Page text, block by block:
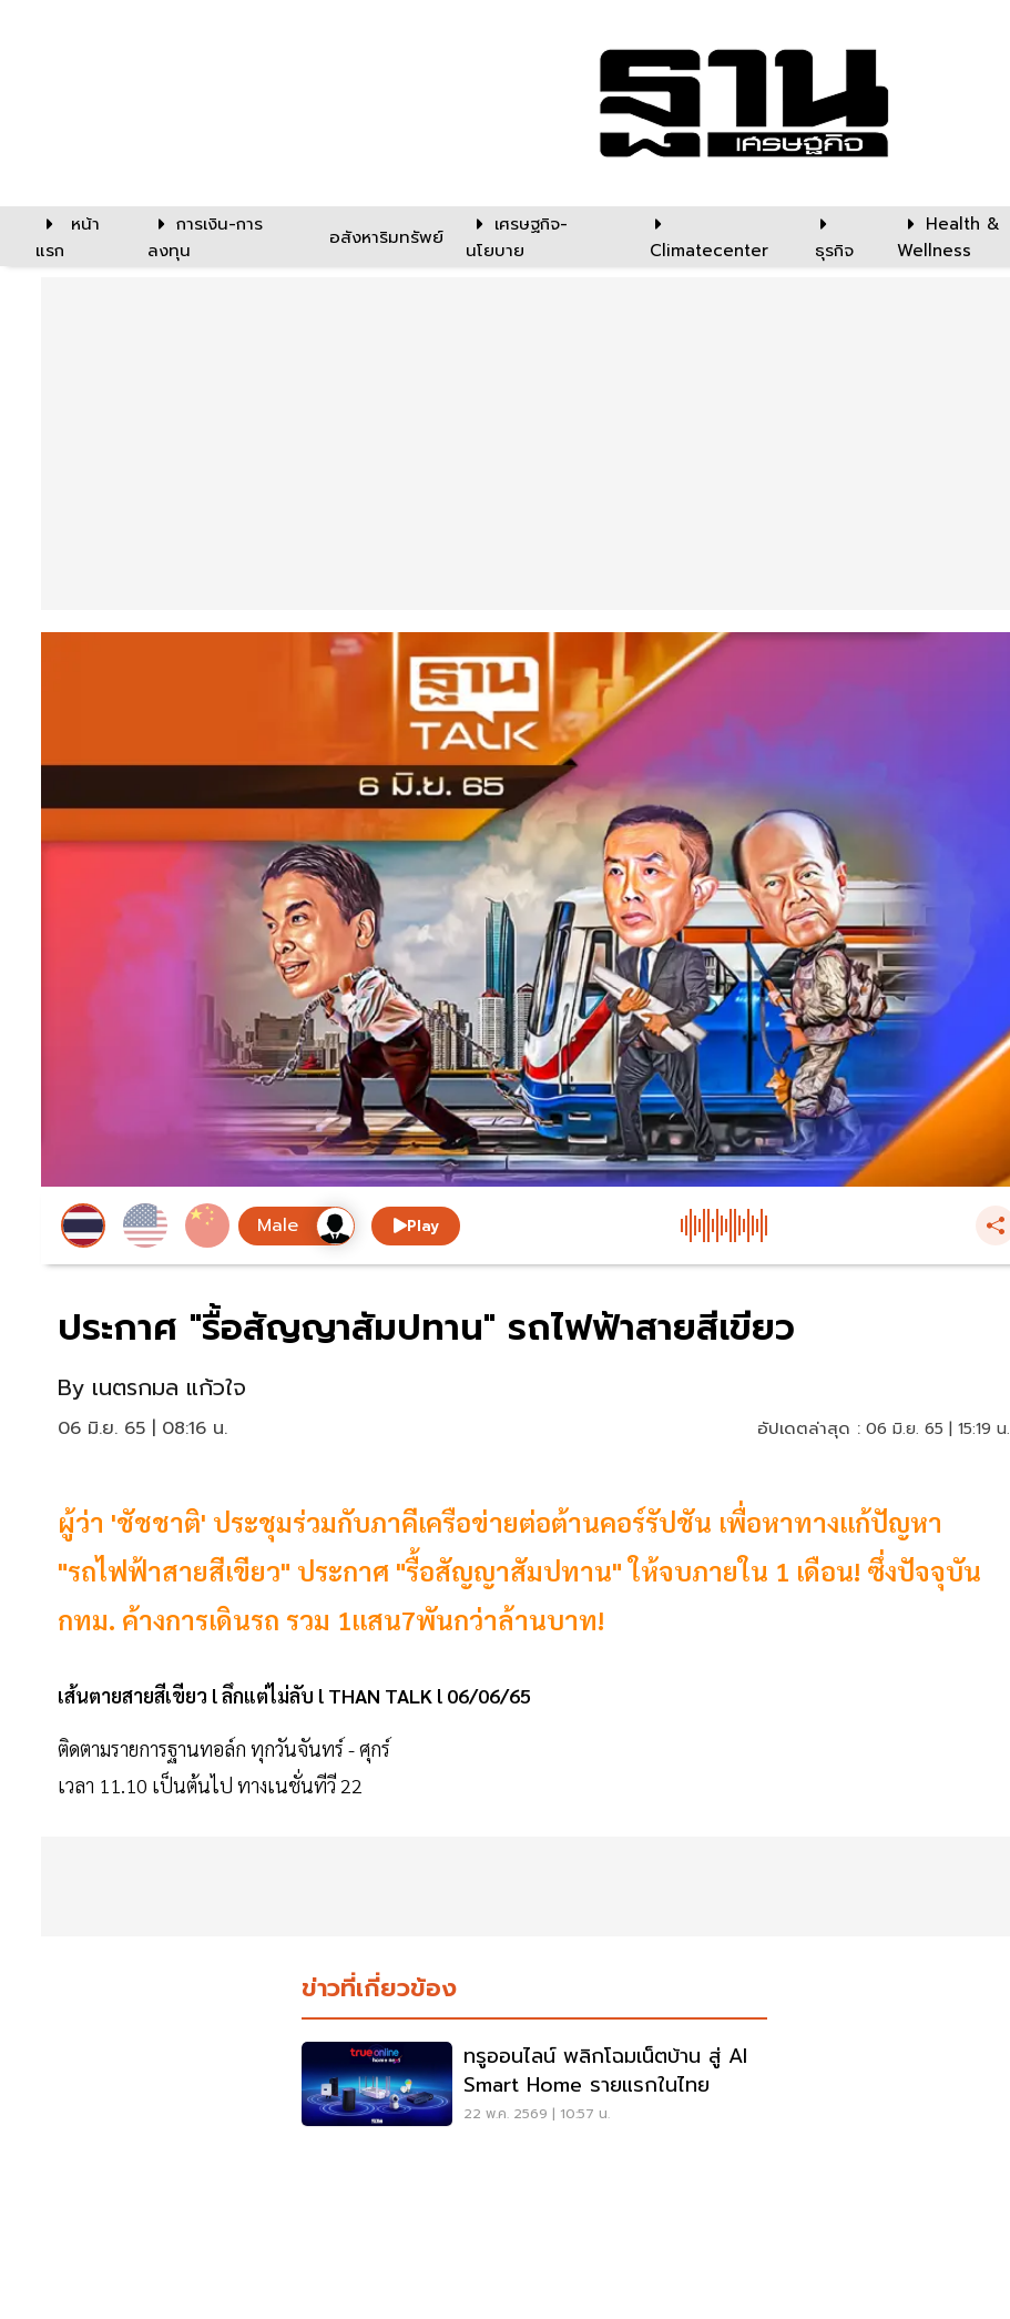
หน้า
แรก
การเงิน-การ
ลงทุน
อสังหาริมทรัพย์
เศรษฐกิจ-
นโยบาย
Climatecenter ธุรกิจ
Health &
Wellness
Play
ประกาศ "รื้อสัญญาสัมปทาน" รถไฟฟ้าสายสีเขียว
By เนตรกมล แก้วใจ
06 มิ.ย. 65 | 08:16 น. อัปเดตล่าสุด : 06 มิ.ย. 65 | 15:19 น.
ผู้ว่า 'ชัชชาติ' ประชุมร่วมกับภาคีเครือข่ายต่อต้านคอร์รัปชัน เพื่อหาทางแก้ปัญหา
"รถไฟฟ้าสายสีเขียว" ประกาศ "รื้อสัญญาสัมปทาน" ให้จบภายใน 1 เดือน! ซึ่งปัจจุบัน
กทม. ค้างการเดินรถ รวม 1แสน7พันกว่าล้านบาท!
เส้นตายสายสีเขียว l ลึกแต่ไม่ลับ l THAN TALK l 06/06/65
ติดตามรายการฐานทอล์ก ทุกวันจันทร์ - ศุกร์
เวลา 11.10 เป็นต้นไป ทางเนชั่นทีวี 22
ข่าวที่เกี่ยวข้อง
ทรูออนไลน์ พลิกโฉมเน็ตบ้าน สู่ AI
Smart Home รายแรกในไทย
22 พ.ค. 2569 | 10:57 น.